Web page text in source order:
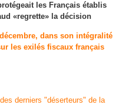
les Français établis
«regrette» la décision
dans son intégralité
les exilés fiscaux français
derniers "déserteurs" de la